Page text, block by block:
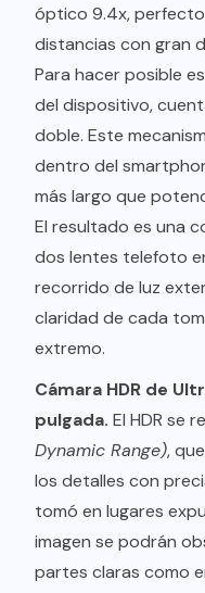
óptico 9.4x,
distancias con gran
Para hacer posible
del dispositivo,
doble. Este
dentro del
más largo que
El resultado es una
dos lentes telefoto
recorrido de luz
claridad de cada
extremo.
Cámara HDR de
pulgada. El HDR se
Dynamic Range),
los detalles con
tomó en lugares
imagen se podrán
partes claras como